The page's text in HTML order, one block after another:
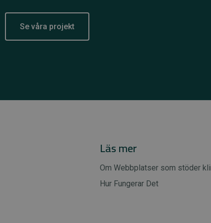
Se våra projekt
Läs mer
Om Webbplatser som stöder
Hur Fungerar Det